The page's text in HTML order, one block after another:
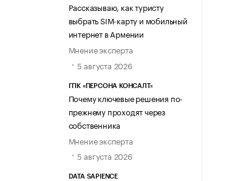
Рассказываю, как туристу
выбрать SIM-карту и мобильный
интернет в Армении
Мнение эксперта
5 августа 2026
ГПК «ПЕРСОНА КОНСАЛТ»
Почему ключевые решения по-
прежнему проходят через
собственника
Мнение эксперта
5 августа 2026
DATA SAPIENCE